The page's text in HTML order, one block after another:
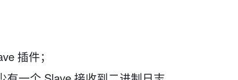
插件；